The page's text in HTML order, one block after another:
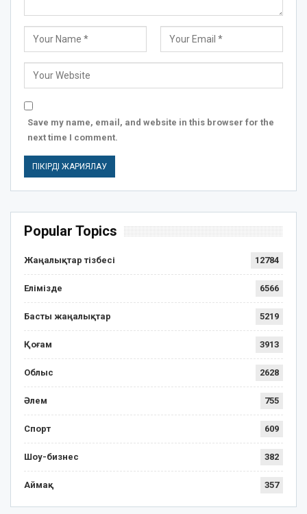
Save my name, email, and website in this browser for the
next time I comment.
Popular Topics
Жаңалықтар тізбесі 12784
Елімізде 6566
Басты жаңалықтар 5219
Қоғам 3913
Облыс 2628
Әлем 755
Спорт 609
Шоу-бизнес 382
Аймақ 357